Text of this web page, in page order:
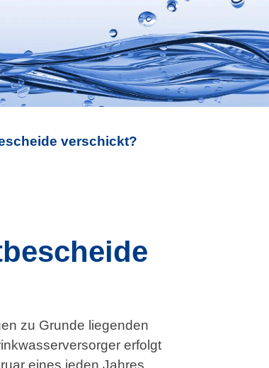
verschickt?
zu Grunde liegenden
erfolgt
eines jeden Jahres.